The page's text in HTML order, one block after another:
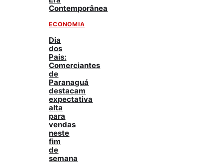
Contemporânea
ECONOMIA
Dia
dos
Pais:
Comerciantes
de
Paranaguá
destacam
expectativa
alta
para
vendas
neste
fim
de
semana